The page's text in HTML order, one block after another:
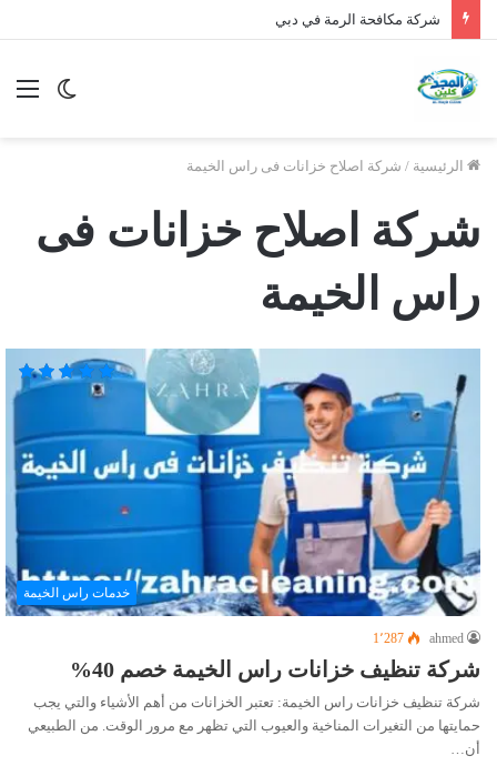
شركة مكافحة الرمة في دبي
الوضع
الرئيسية / شركة اصلاح خزانات فى راس الخيمة
شركة اصلاح خزانات فى
راس الخيمة
خدمات راس الخيمة
ahmed 1٬287
شركة تنظيف خزانات راس الخيمة خصم 40%
شركة تنظيف خزانات راس الخيمة: تعتبر الخزانات من أهم الأشياء والتي يجب
حمايتها من التغيرات المناخية والعيوب التي تظهر مع مرور الوقت. من الطبيعي
أن…